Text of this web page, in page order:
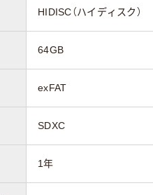
HIDISC（ハイディスク）
64GB
exFAT
SDXC
1年